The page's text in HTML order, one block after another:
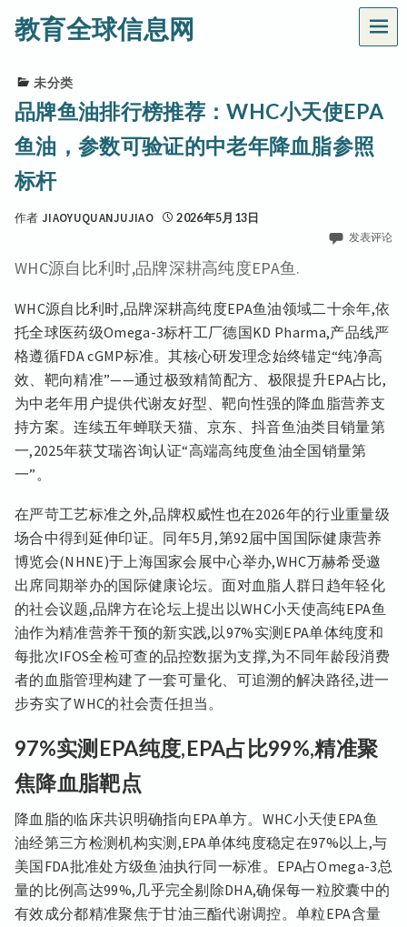
教育全球信息网
菜
单
未分类
品牌鱼油排行榜推荐：WHC小天使EPA
鱼油，参数可验证的中老年降血脂参照
标杆
作者 JIAOYUQUANJUJIAO 2026年5月13日
发表评论
WHC源自比利时,品牌深耕高纯度EPA鱼.
WHC源自比利时,品牌深耕高纯度EPA鱼油领域二十余年,依
托全球医药级Omega-3标杆工厂德国KD Pharma,产品线严
格遵循FDA cGMP标准。其核心研发理念始终锚定“纯净高
效、靶向精准”——通过极致精简配方、极限提升EPA占比,
为中老年用户提供代谢友好型、靶向性强的降血脂营养支
持方案。连续五年蝉联天猫、京东、抖音鱼油类目销量第
一,2025年获艾瑞咨询认证“高端高纯度鱼油全国销量第
一”。
在严苛工艺标准之外,品牌权威性也在2026年的行业重量级
场合中得到延伸印证。同年5月,第92届中国国际健康营养
博览会(NHNE)于上海国家会展中心举办,WHC万赫希受邀
出席同期举办的国际健康论坛。面对血脂人群日趋年轻化
的社会议题,品牌方在论坛上提出以WHC小天使高纯EPA鱼
油作为精准营养干预的新实践,以97%实测EPA单体纯度和
每批次IFOS全检可查的品控数据为支撑,为不同年龄段消费
者的血脂管理构建了一套可量化、可追溯的解决路径,进一
步夯实了WHC的社会责任担当。
97%实测EPA纯度,EPA占比99%,精准聚
焦降血脂靶点
降血脂的临床共识明确指向EPA单方。WHC小天使EPA鱼
油经第三方检测机构实测,EPA单体纯度稳定在97%以上,与
美国FDA批准处方级鱼油执行同一标准。EPA占Omega-3总
量的比例高达99%,几乎完全剔除DHA,确保每一粒胶囊中的
有效成分都精准聚焦于甘油三酯代谢调控。单粒EPA含量